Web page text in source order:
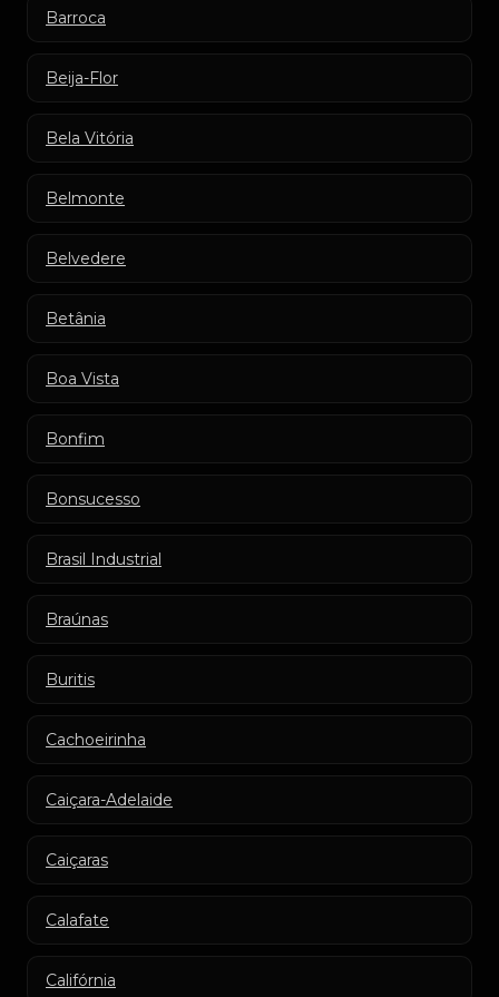
Barroca
Beija-Flor
Bela Vitória
Belmonte
Belvedere
Betânia
Boa Vista
Bonfim
Bonsucesso
Brasil Industrial
Braúnas
Buritis
Cachoeirinha
Caiçara-Adelaide
Caiçaras
Calafate
Califórnia